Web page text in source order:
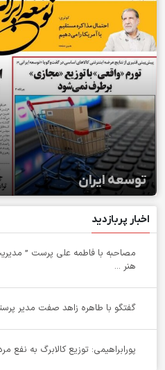
توسعه ایران
اخبار پربازدید
مصاحبه با فاطمه علی پرست ”
هنر ...
گفتگو با طاهره زاهد صفت مدیر
پورابراهیمی: توزیع کالابرگ به نفع